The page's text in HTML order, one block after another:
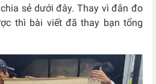
sẻ dưới đây. Thay vì đắn đo
thì bài viết đã thay bạn tổng